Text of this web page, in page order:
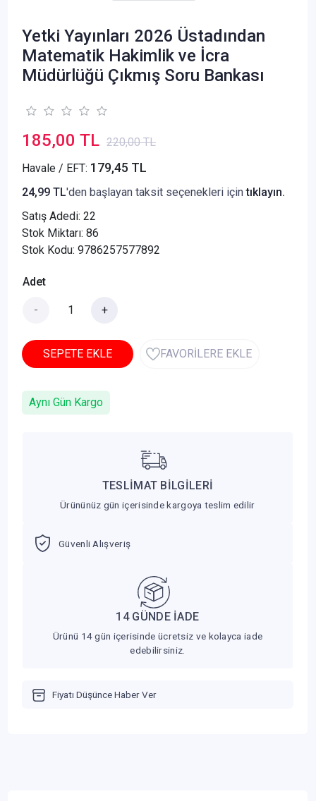
Yetki Yayınları 2026 Üstadından
Matematik Hakimlik ve İcra
Müdürlüğü Çıkmış Soru Bankası
185,00 TL 220,00 TL
Havale / EFT: 179,45 TL
24,99 TL'den başlayan taksit seçenekleri içintıklayın.
Satış Adedi: 22
Stok Miktarı: 86
Stok Kodu: 9786257577892
Adet
- +
SEPETE EKLE FAVORİLERE EKLE
Aynı Gün Kargo
TESLİMAT BİLGİLERİ
Ürününüz gün içerisinde kargoya teslim edilir
Güvenli Alışveriş
14 GÜNDE İADE
Ürünü 14 gün içerisinde ücretsiz ve kolayca iade
edebilirsiniz.
Fiyatı Düşünce Haber Ver